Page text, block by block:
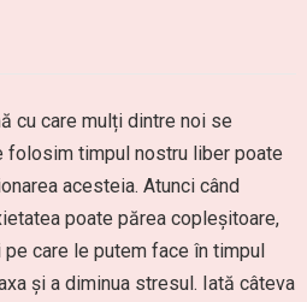
cu care mulți dintre noi se
folosim timpul nostru liber poate
acesteia. Atunci când
poate părea copleșitoare,
care le putem face în timpul
și a diminua stresul. Iată câteva